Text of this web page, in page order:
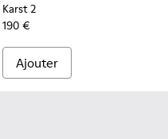
Karst 2
190 €
Ajouter